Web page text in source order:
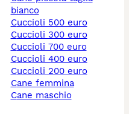
bianco
cuccioli 500 euro
cuccioli 300 euro
cuccioli 700 euro
cuccioli 400 euro
cuccioli 200 euro
cane femmina
cane maschio